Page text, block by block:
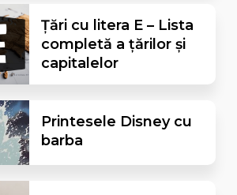
Țări cu litera E – Lista
completă a țărilor și
capitalelor
Printesele Disney cu
barba